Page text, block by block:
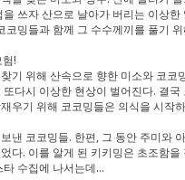
쓰자 산으로 날아가 버리는 이상한
코밍들과 함께 그 수수께끼를 풀기
!
기 위해 산속으로 향한 미소와 코코
다시 이상한 현상이 벌어진다. 결국
우기 위해 코코밍들은 의식을 시작
낸 코코밍들. 한편, 그 동안 주미와
다. 이를 알게 된 키키밍은 초조함을
타 수집에 나서는데…